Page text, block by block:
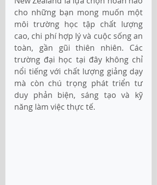
cho những bạn mong muốn một
môi trường học tập chất lượng
cao, chi phí hợp lý và cuộc sống an
toàn, gần gũi thiên nhiên. Các
trường đại học tại đây không chỉ
nổi tiếng với chất lượng giảng dạy
mà còn chú trọng phát triển tư
duy phản biện, sáng tạo và kỹ
năng làm việc thực tế.